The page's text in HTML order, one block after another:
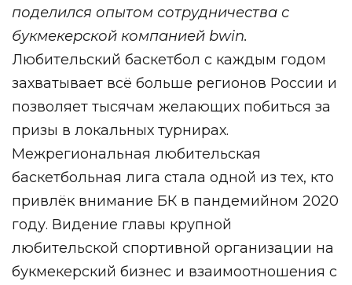
поделился опытом сотрудничества с
букмекерской компанией bwin.
Любительский баскетбол с каждым годом
захватывает всё больше регионов России и
позволяет тысячам желающих побиться за
призы в локальных турнирах.
Межрегиональная любительская
баскетбольная лига стала одной из тех, кто
привлёк внимание БК в пандемийном 2020
году. Видение главы крупной
любительской спортивной организации на
букмекерский бизнес и взаимоотношения с